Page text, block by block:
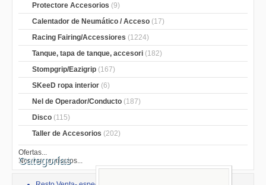
Protectore Accesorios (9)
Calentador de Neumático / Acceso (17)
Racing Fairing/Accessiores (1224)
Tanque, tapa de tanque, accesori (182)
Stompgrip/Eazigrip (167)
SKeeD ropa interior (6)
Nel de Operador/Conducto (187)
Disco (115)
Taller de Accesorios (202)
Ofertas...
Nuevos productos...
Categorías